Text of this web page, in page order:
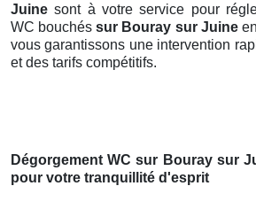
Juinesont à votre service pour
WC bouchéssur Bouray sur Juine
vous garantissons une intervention
et des tarifs compétitifs.
Dégorgement WCsur Bouray sur
pour votre tranquillité d'esprit